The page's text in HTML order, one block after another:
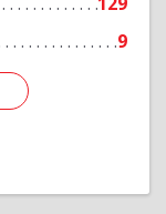
9